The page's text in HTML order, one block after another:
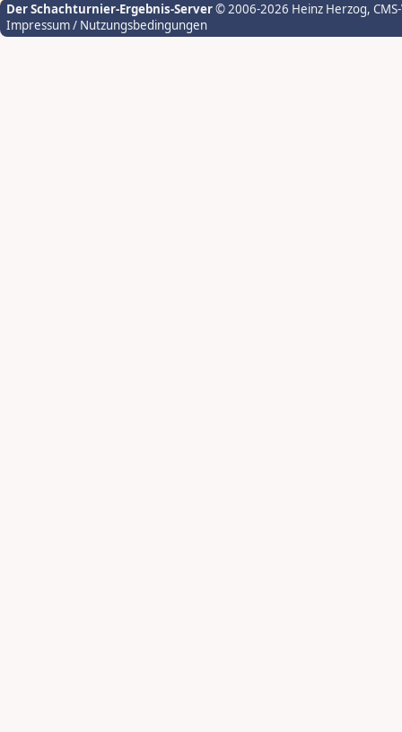
Der Schachturnier-Ergebnis-Server© 2006-2026 Heinz Herzog,
Impressum / Nutzungsbedingungen